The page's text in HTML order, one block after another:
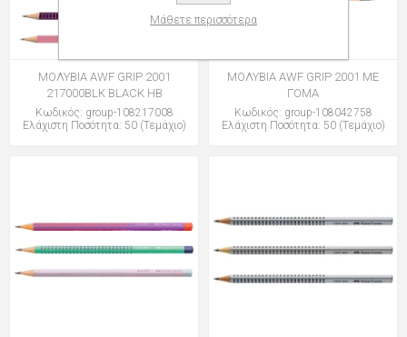
ΜΟΛΥΒΙΑ AWF GRIP 2001
217000BLK BLACK HB
Κωδικός: group-108217008
Ελάχιστη Ποσότητα: 50 (Τεμάχιο)
ΜΟΛΥΒΙΑ AWF GRIP 2001 ME
ΓΟΜΑ
Κωδικός: group-108042758
Ελάχιστη Ποσότητα: 50 (Τεμάχιο)
Μάθετε περισσότερα